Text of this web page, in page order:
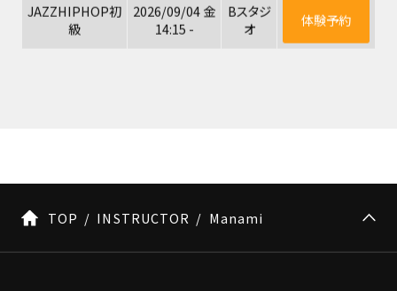
JAZZHIPHOP初
級
2026/09/04 金
14:15 -
Bスタジ
オ
体験予約
TOP INSTRUCTOR Manami